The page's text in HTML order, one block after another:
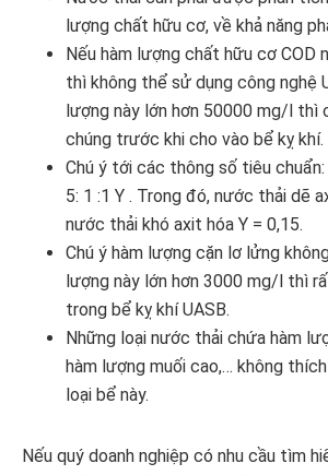
lượng chất hữu cơ, về khả năng
Nếu hàm lượng chất hữu cơ COD
thì không thể sử dụng công nghệ
lượng này lớn hơn 50000 mg/l thì
chúng trước khi cho vào bể kỵ khí.
Chú ý tới các thông số tiêu chuẩn:
5: 1 :1 Y . Trong đó, nước thải dẽ
nước thải khó axit hóa Y = 0,15.
Chú ý hàm lượng cặn lơ lửng
lượng này lớn hơn 3000 mg/l thì
trong bể kỵ khí UASB.
Những loại nước thải chứa hàm
hàm lượng muối cao,… không
loại bể này.
Nếu quý doanh nghiệp có nhu cầu tìm